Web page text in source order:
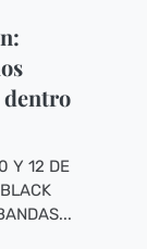
dentro
Y 12 DE